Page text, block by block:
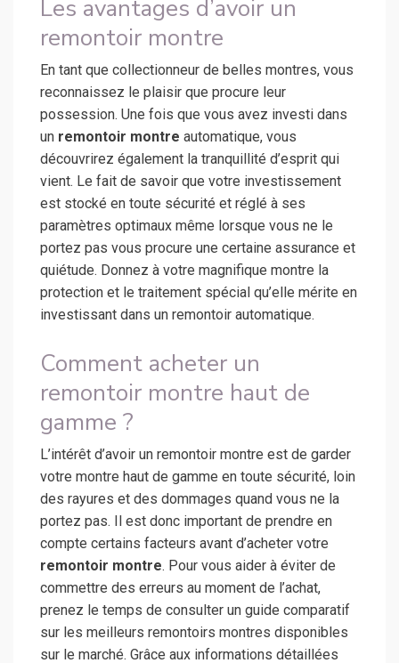
Les avantages d’avoir un
remontoir montre
En tant que collectionneur de belles montres, vous
reconnaissez le plaisir que procure leur
possession. Une fois que vous avez investi dans
un remontoir montre automatique, vous
découvrirez également la tranquillité d’esprit qui
vient. Le fait de savoir que votre investissement
est stocké en toute sécurité et réglé à ses
paramètres optimaux même lorsque vous ne le
portez pas vous procure une certaine assurance et
quiétude. Donnez à votre magnifique montre la
protection et le traitement spécial qu’elle mérite en
investissant dans un remontoir automatique.
Comment acheter un
remontoir montre haut de
gamme ?
L’intérêt d’avoir un remontoir montre est de garder
votre montre haut de gamme en toute sécurité, loin
des rayures et des dommages quand vous ne la
portez pas. Il est donc important de prendre en
compte certains facteurs avant d’acheter votre
remontoir montre. Pour vous aider à éviter de
commettre des erreurs au moment de l’achat,
prenez le temps de consulter un guide comparatif
sur les meilleurs remontoirs montres disponibles
sur le marché. Grâce aux informations détaillées